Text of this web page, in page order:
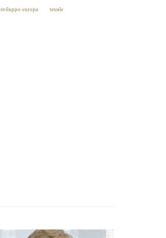
sviluppo europa tessile